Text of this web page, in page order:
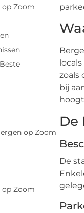
op Zoom
op Zoom
op Zoom
zoals
bij
De
De